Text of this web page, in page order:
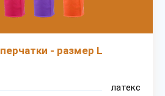
- размер L
латекс